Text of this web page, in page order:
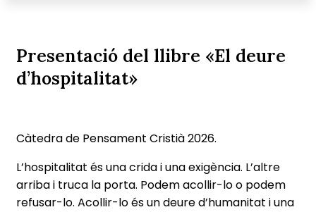
Presentació del llibre «El deure
d’hospitalitat»
Càtedra de Pensament Cristià 2026.
L’hospitalitat és una crida i una exigència. L’altre
arriba i truca la porta. Podem acollir-lo o podem
refusar-lo. Acollir-lo és un deure d’humanitat i una